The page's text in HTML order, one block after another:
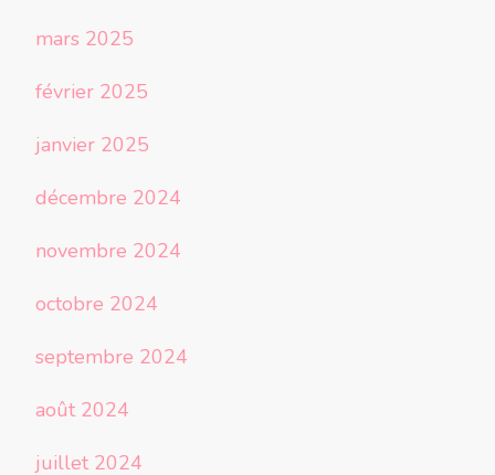
mars 2025
février 2025
janvier 2025
décembre 2024
novembre 2024
octobre 2024
septembre 2024
août 2024
juillet 2024